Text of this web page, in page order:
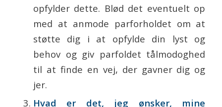
opfylder dette. Blød det eventuelt op
med at anmode parforholdet om at
støtte dig i at opfylde din lyst og
behov og giv parfoldet tålmodoghed
til at finde en vej, der gavner dig og
jer.
Hvad er det, jeg ønsker, mine